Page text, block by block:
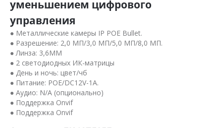
уменьшением цифрового
управления
● Металлические камеры IP POE Bullet.
● Разрешение: 2,0 МП/3,0 МП/5,0 МП/8,0 МП.
● Линза: 3,6MM
● 2 светодиодных ИК-матрицы
● День и ночь: цвет/чб
● Питание: POE/DC12V-1A.
● Аудио: N/A (опционально)
● Поддержка Onvif
● Поддержка Onvif